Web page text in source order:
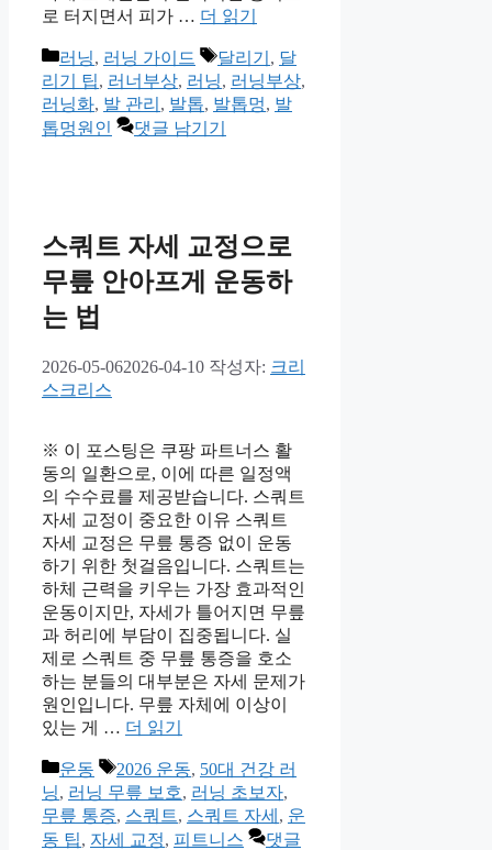
로 터지면서 피가 … 더 읽기
카
테
고
리
러닝, 러닝 가이드
태
그
달리기 , 달
리기 팁, 러너부상, 러닝, 러닝부상,
러닝화, 발 관리 , 발톱, 발톱멍, 발
톱멍원인
댓글 남기기
스쿼트 자세 교정으로
무릎 안아프게 운동하
는 법
2026-05-062026-04-10 작성자: 크리
스크리스
※ 이 포스팅은 쿠팡 파트너스 활
동의 일환으로, 이에 따른 일정액
의 수수료를 제공받습니다. 스쿼트
자세 교정이 중요한 이유 스쿼트
자세 교정은 무릎 통증 없이 운동
하기 위한 첫걸음입니다. 스쿼트는
하체 근력을 키우는 가장 효과적인
운동이지만, 자세가 틀어지면 무릎
과 허리에 부담이 집중됩니다. 실
제로 스쿼트 중 무릎 통증을 호소
하는 분들의 대부분은 자세 문제가
원인입니다. 무릎 자체에 이상이
있는 게 … 더 읽기
카
테
고
리
운동
태
그
2026 운동, 50대 건강 러
닝, 러닝 무릎 보호, 러닝 초보자,
무릎 통증, 스쿼트, 스쿼트 자세 , 운
동 팁, 자세 교정, 피트니스
댓글